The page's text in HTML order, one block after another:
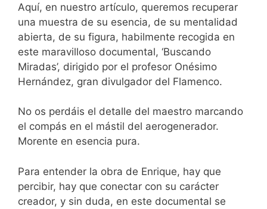
Aquí, en nuestro artículo, queremos recuperar
una muestra de su esencia, de su mentalidad
abierta, de su figura, habilmente recogida en
este maravilloso documental, ‘Buscando
Miradas’, dirigido por el profesor Onésimo
Hernández, gran divulgador del Flamenco.
No os perdáis el detalle del maestro marcando
el compás en el mástil del aerogenerador.
Morente en esencia pura.
Para entender la obra de Enrique, hay que
percibir, hay que conectar con su carácter
creador, y sin duda, en este documental se